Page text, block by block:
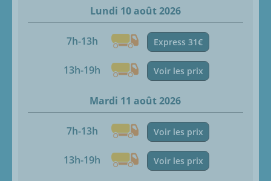
Lundi 10 août 2026
7h-13h Express 31€
13h-19h Voir les prix
Mardi 11 août 2026
7h-13h Voir les prix
13h-19h Voir les prix